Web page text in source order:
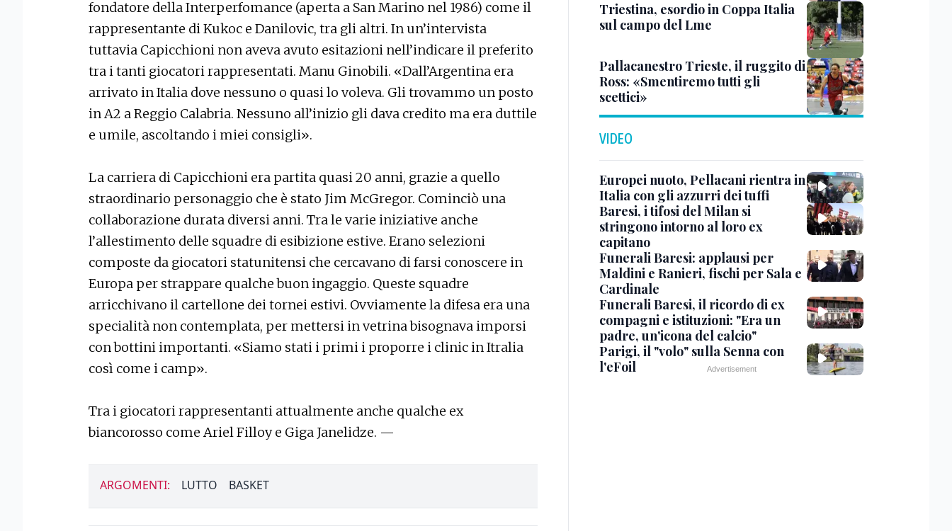
fondatore della Interperfomance (aperta a San Marino nel 1986) come il
rappresentante di Kukoc e Danilovic, tra gli altri. In un’intervista
tuttavia Capicchioni non aveva avuto esitazioni nell’indicare il preferito
tra i tanti giocatori rappresentati. Manu Ginobili. «Dall’Argentina era
arrivato in Italia dove nessuno o quasi lo voleva. Gli trovammo un posto
in A2 a Reggio Calabria. Nessuno all’inizio gli dava credito ma era duttile
e umile, ascoltando i miei consigli».
La carriera di Capicchioni era partita quasi 20 anni, grazie a quello
straordinario personaggio che è stato Jim McGregor. Cominciò una
collaborazione durata diversi anni. Tra le varie iniziative anche
l’allestimento delle squadre di esibizione estive. Erano selezioni
composte da giocatori statunitensi che cercavano di farsi conoscere in
Europa per strappare qualche buon ingaggio. Queste squadre
arricchivano il cartellone dei tornei estivi. Ovviamente la difesa era una
specialità non contemplata, per mettersi in vetrina bisognava imporsi
con bottini importanti. «Siamo stati i primi i proporre i clinic in Itralia
così come i camp».
Tra i giocatori rappresentanti attualmente anche qualche ex
biancorosso come Ariel Filloy e Giga Janelidze. —
ARGOMENTI: LUTTO BASKET
Triestina, esordio in Coppa Italia
sul campo del Lme
Pallacanestro Trieste, il ruggito di
Ross: «Smentiremo tutti gli
scettici»
VIDEO
Europei nuoto, Pellacani rientra in
Italia con gli azzurri dei tuffi
Baresi, i tifosi del Milan si
stringono intorno al loro ex
capitano
Funerali Baresi: applausi per
Maldini e Ranieri, fischi per Sala e
Cardinale
Funerali Baresi, il ricordo di ex
compagni e istituzioni: "Era un
padre, un'icona del calcio"
Parigi, il "volo" sulla Senna con
l'eFoil